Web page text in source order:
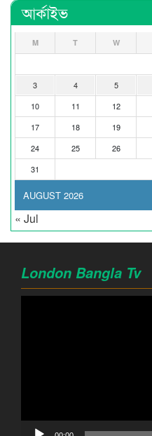
আর্কাইভ
AUGUST 2026
M T W
3
4 5
10
11 12
17
18 19
24
25 26
31
« Jul
London Bangla Tv